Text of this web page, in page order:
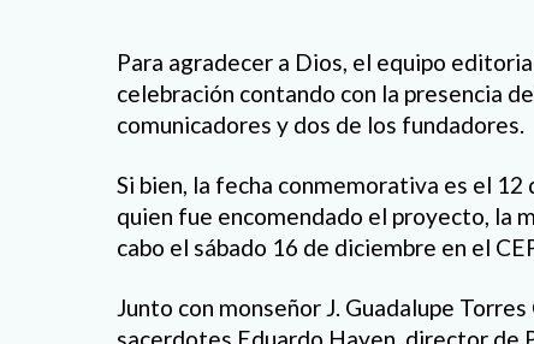
Para agradecer a Dios, el equipo
celebración contando con la presencia
comunicadores y dos de los fundadores.
Si bien, la fecha conmemorativa es el
quien fue encomendado el proyecto, la
cabo el sábado 16 de diciembre en el
Junto con monseñor J. Guadalupe